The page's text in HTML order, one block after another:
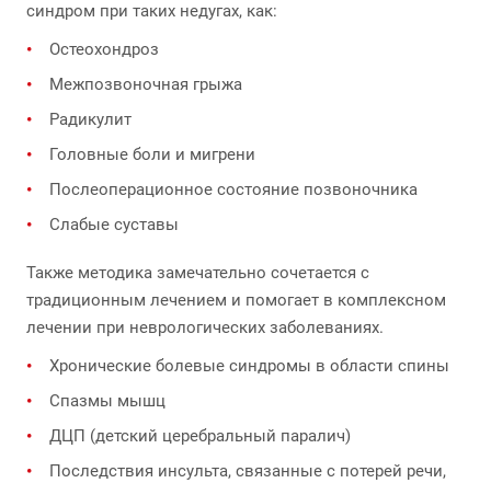
синдром при таких недугах, как:
Остеохондроз
Межпозвоночная грыжа
Радикулит
Головные боли и мигрени
Послеоперационное состояние позвоночника
Слабые суставы
Также методика замечательно сочетается с
традиционным лечением и помогает в комплексном
лечении при неврологических заболеваниях.
Хронические болевые синдромы в области спины
Спазмы мышц
ДЦП (детский церебральный паралич)
Последствия инсульта, связанные с потерей речи,